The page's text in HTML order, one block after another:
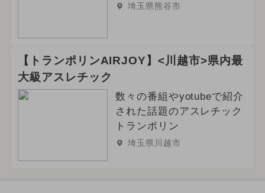
埼玉県熊谷市
【トランポリンAIRJOY】<川越市>県内最
大級アスレチック
数々の番組やyotubeで紹介
された話題のアスレチック
トランポリン
埼玉県川越市